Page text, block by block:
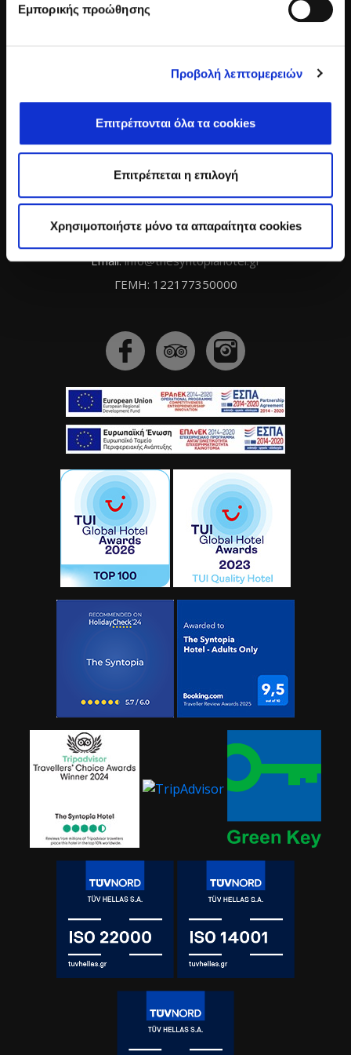
Εμπορικής προώθησης
Προβολή λεπτομερειών
Επιτρέπονται όλα τα cookies
Επιτρέπεται η επιλογή
Χρησιμοποιήστε μόνο τα απαραίτητα cookies
S.GIANNIKAKIS S.A.
The Syntopia
Tel:
+3028310 71471
Email:info@thesyntopiahotel.gr
ΓΕΜΗ: 122177350000